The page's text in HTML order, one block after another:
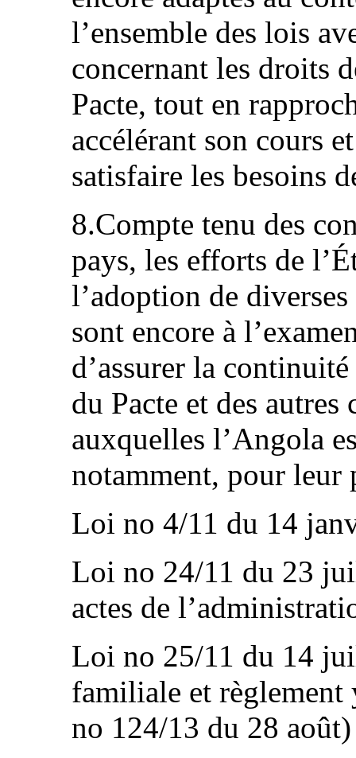
l’ensemble des lois
concernant les droits
Pacte, tout en
accélérant son cours
satisfaire les besoins
8.Compte tenu des
pays, les efforts de
l’adoption de
sont encore à
d’assurer la
du Pacte et des
auxquelles l’Angola
notamment, pour leur
Loi no 4/11 du 14
Loi no 24/11 du 23
actes de
Loi no 25/11 du 14
familiale et
no 124/13 du 28